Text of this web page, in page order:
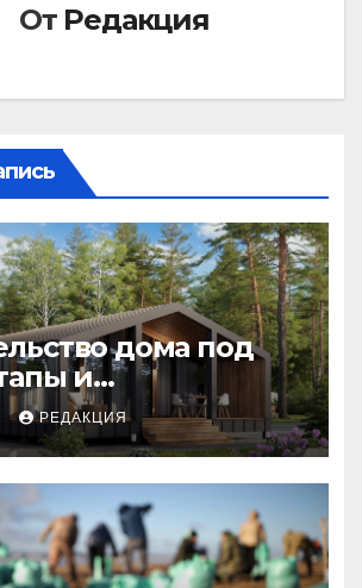
От Редакция
дома под
и
бюджета
РЕДАКЦИЯ